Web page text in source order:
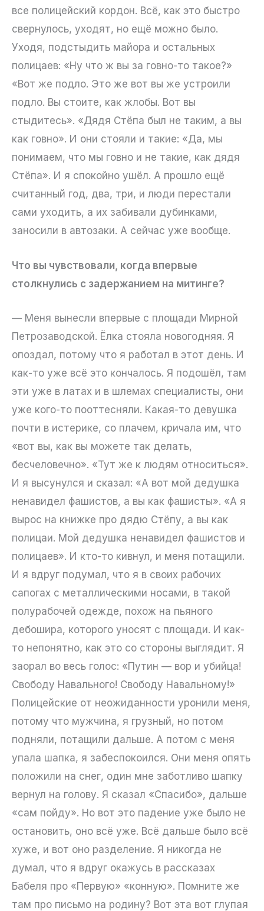
все полицейский кордон. Всё, как это быстро
свернулось, уходят, но ещё можно было.
Уходя, подстыдить майора и остальных
полицаев: «Ну что ж вы за говно-то такое?»
«Вот же подло. Это же вот вы же устроили
подло. Вы стоите, как жлобы. Вот вы
стыдитесь». «Дядя Стёпа был не таким, а вы
как говно». И они стояли и такие: «Да, мы
понимаем, что мы говно и не такие, как дядя
Стёпа». И я спокойно ушёл. А прошло ещё
считанный год, два, три, и люди перестали
сами уходить, а их забивали дубинками,
заносили в автозаки. А сейчас уже вообще.
Что вы чувствовали, когда впервые
столкнулись с задержанием на митинге?
— Меня вынесли впервые с площади Мирной
Петрозаводской. Ёлка стояла новогодняя. Я
опоздал, потому что я работал в этот день. И
как-то уже всё это кончалось. Я подошёл, там
эти уже в латах и в шлемах специалисты, они
уже кого-то пооттесняли. Какая-то девушка
почти в истерике, со плачем, кричала им, что
«вот вы, как вы можете так делать,
бесчеловечно». «Тут же к людям относиться».
И я высунулся и сказал: «А вот мой дедушка
ненавидел фашистов, а вы как фашисты». «А я
вырос на книжке про дядю Стёпу, а вы как
полицаи. Мой дедушка ненавидел фашистов и
полицаев». И кто-то кивнул, и меня потащили.
И я вдруг подумал, что я в своих рабочих
сапогах с металлическими носами, в такой
полурабочей одежде, похож на пьяного
дебошира, которого уносят с площади. И как-
то непонятно, как это со стороны выглядит. Я
заорал во весь голос: «Путин — вор и убийца!
Свободу Навального! Свободу Навальному!»
Полицейские от неожиданности уронили меня,
потому что мужчина, я грузный, но потом
подняли, потащили дальше. А потом с меня
упала шапка, я забеспокоился. Они меня опять
положили на снег, один мне заботливо шапку
вернул на голову. Я сказал «Спасибо», дальше
«сам пойду». Но вот это падение уже было не
остановить, оно всё уже. Всё дальше было всё
хуже, и вот оно разделение. Я никогда не
думал, что я вдруг окажусь в рассказах
Бабеля про «Первую» «конную». Помните же
там про письмо на родину? Вот эта вот глупая